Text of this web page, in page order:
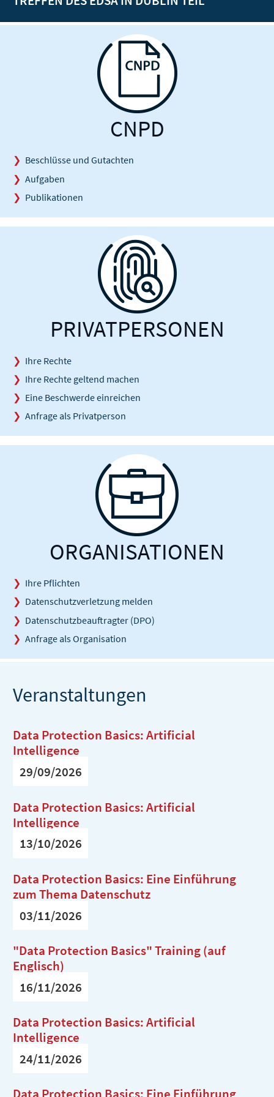
CNPD
Beschlüsse und Gutachten
Aufgaben
Publikationen
PRIVATPERSONEN
Ihre Rechte
Ihre Rechte geltend machen
Eine Beschwerde einreichen
Anfrage als Privatperson
ORGANISATIONEN
Ihre Pflichten
Datenschutzverletzung melden
Datenschutzbeauftragter (DPO)
Anfrage als Organisation
Veranstaltungen
Data Protection Basics: Artificial
Intelligence
29/09/2026
Data Protection Basics: Artificial
Intelligence
13/10/2026
Data Protection Basics: Eine Einführung
zum Thema Datenschutz
03/11/2026
"Data Protection Basics" Training (auf
Englisch)
16/11/2026
Data Protection Basics: Artificial
Intelligence
24/11/2026
Data Protection Basics: Eine Einführung